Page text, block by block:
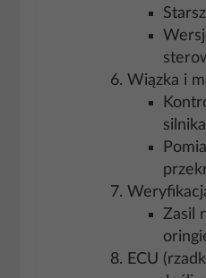
Wiązka i
Zasil
ECU